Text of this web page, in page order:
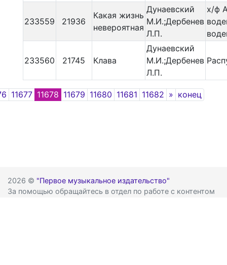
233559 21936
Какая жизнь
невероятная
Дунаевский
М.И.;Дербенев
Л.П.
х/ф
233560 21745 Клава
Дунаевский
М.И.;Дербенев
Л.П.
11677 11678 11679 11680 11681 11682 » Next
конец
2026 © "Первое музыкальное издательство"
За помощью обращайтесь в отдел по работе с контентом